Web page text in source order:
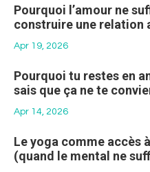
Pourquoi l’amour ne
construire une relation
Apr 19, 2026
Pourquoi tu restes en
sais que ça ne te
Apr 14, 2026
Le yoga comme accès
(quand le mental ne